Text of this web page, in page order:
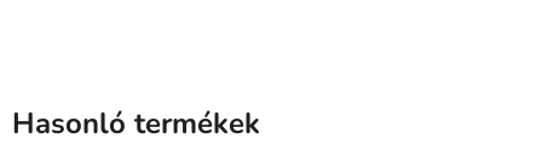
Hasonló termékek